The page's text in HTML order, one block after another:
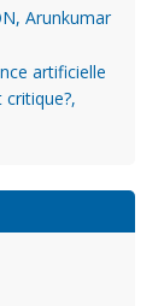
Arunkumar
artificielle
critique?,